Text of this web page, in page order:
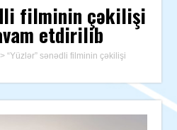
filminin çəkilişi
etdirilib
>“Yüzlər” sənədli filminin çəkilişi